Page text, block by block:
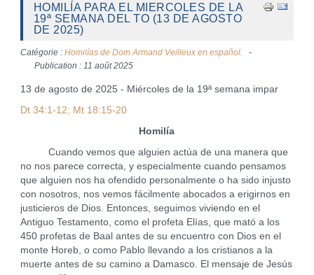
HOMILÍA PARA EL MIERCOLES DE LA
19ª SEMANA DEL TO (13 DE AGOSTO
DE 2025)
Catégorie : Homilías de Dom Armand Veilleux en español.
Publication : 11 août 2025
13 de agosto de 2025 - Miércoles de la 19ª semana impar
Dt 34:1-12; Mt 18:15-20
Homilía
Cuando vemos que alguien actúa de una manera que
no nos parece correcta, y especialmente cuando pensamos
que alguien nos ha ofendido personalmente o ha sido injusto
con nosotros, nos vemos fácilmente abocados a erigirnos en
justicieros de Dios. Entonces, seguimos viviendo en el
Antiguo Testamento, como el profeta Elías, que mató a los
450 profetas de Baal antes de su encuentro con Dios en el
monte Horeb, o como Pablo llevando a los cristianos a la
muerte antes de su camino a Damasco. El mensaje de Jesús